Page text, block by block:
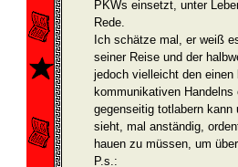
PKWs einsetzt, unter
Rede.
Ich schätze mal, er weiß
seiner Reise und der
jedoch vielleicht den einen
kom­munikativen
gegenseitig totlabern kann
sieht, mal anständig,
hauen zu müssen, um
P.s.: